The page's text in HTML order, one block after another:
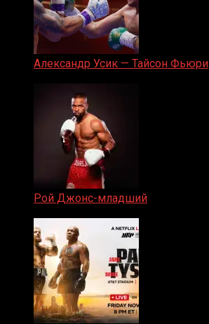
Александр Усик — Тайсон Фьюри
Рой Джонс-младший